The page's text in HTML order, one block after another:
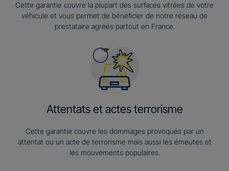
Cette garantie couvre la plupart des surfaces vitrées de votre
véhicule et vous permet de bénéficier de notre réseau de
prestataire agréés partout en France.
Attentats et actes terrorisme
Cette garantie couvre les dommages provoqués par un
attentat ou un acte de terrorisme mais aussi les émeutes et
les mouvements populaires.